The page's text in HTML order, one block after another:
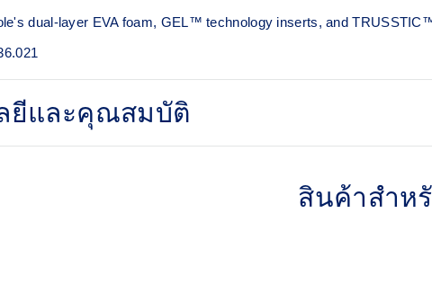
dual-layer EVA foam, GEL™ technology inserts, and
ยีและคุณสมบัติ
สินค้าสำห